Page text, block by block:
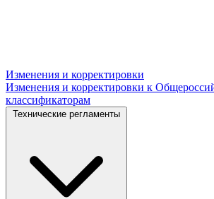
Изменения и корректировки
Изменения и корректировки к
классификаторам
Технические регламенты